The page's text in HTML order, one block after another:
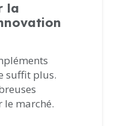
la
suffit plus.
le marché.